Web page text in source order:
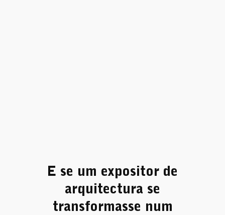
E se um expositor de
arquitectura se
transformasse num